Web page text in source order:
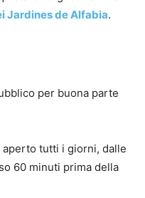
Jardines de Alfabia.
per buona parte
aperto tutti i giorni, dalle
60 minuti prima della